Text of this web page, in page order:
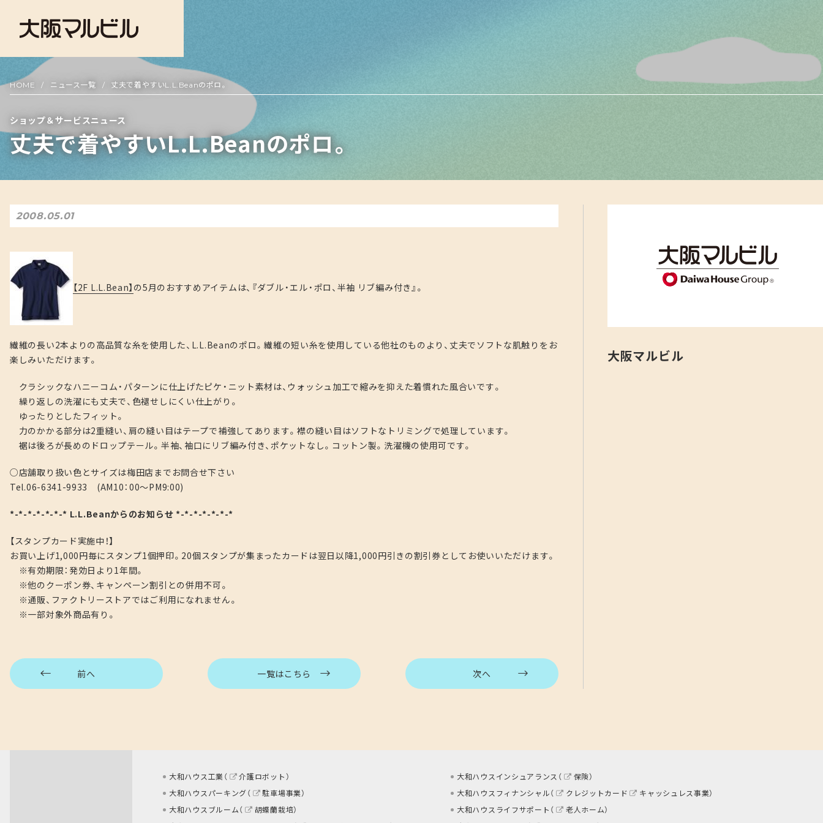
HOME ニュース一覧 丈夫で着やすいL.L.Beanのポロ。
ショップ＆サービスニュース
丈夫で着やすいL.L.Beanのポロ。
2008.05.01
【2F L.L.Bean】 の5月のおすすめアイテムは、 『ダブル・エル・ポロ、半袖 リブ編み付き 』 。
繊維の長い2本よりの高品質な糸を使用した、L.L.Beanのポロ。繊維の短い糸を使用している他社のものより、丈夫でソフトな肌触りをお
楽しみいただけます。
クラシックなハニーコム・パターンに仕上げたピケ・ニット素材は、ウォッシュ加工で縮みを抑えた着慣れた風合いです。
繰り返しの洗濯にも丈夫で、色褪せしにくい仕上がり。
ゆったりとしたフィット。
力のかかる部分は2重縫い、肩の縫い目はテープで補強してあります。襟の縫い目はソフトなトリミングで処理しています。
裾は後ろが長めのドロップテール。半袖、袖口にリブ編み付き、ポケットなし。コットン製。洗濯機の使用可です。
○店舗取り扱い色とサイズは梅田店までお問合せ下さい
Tel.06-6341-9933 (AM10：00～PM9:00)
*-*-*-*-*-*-* L.L.Beanからのお知らせ *-*-*-*-*-*-*
【スタンプカード実施中！】
お買い上げ1,000円毎にスタンプ1個押印。20個スタンプが集まったカードは翌日以降1,000円引きの割引券としてお使いいただけます。
※有効期限：発効日より1年間。
※他のクーポン券、キャンペーン割引との併用不可。
※通販、ファクトリーストアではご利用になれません。
※一部対象外商品有り。
前へ 一覧はこちら 次へ
大阪マルビル
大和ハウス工業（ 介護ロボット） 大和ハウスインシュアランス（ 保険）
大和ハウスパーキング（
駐車場事業） 大和ハウスフィナンシャル（ クレジットカード キャッシュレス事業）
大和ハウスブルーム（
胡蝶蘭栽培） 大和ハウスライフサポート（ 老人ホーム）